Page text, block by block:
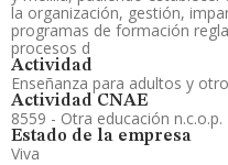
la organización, gestión,
programas de formación
procesos d
Actividad
Enseñanza para adultos y
Actividad CNAE
8559 - Otra educación n.c.o.p.
Estado de la empresa
Viva